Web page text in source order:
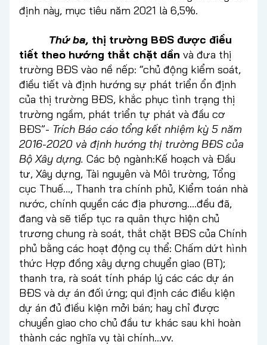
định này, mục tiêu năm 2021 là 6,5%.
Thứ ba, thị trường BĐS được điều
tiết theo hướng thắt chặt dần và đưa thị
trường BĐS vào nề nếp: “chủ động kiểm soát,
điều tiết và định hướng sự phát triển ổn định
của thị trường BĐS, khắc phục tình trạng thị
trường ngầm, phát triển tự phát và đầu cơ
BĐS”- Trích Báo cáo tổng kết nhiệm kỳ 5 năm
2016-2020 và định hướng thị trường BĐS của
Bộ Xây dựng. Các bộ ngành:Kế hoạch và Đầu
tư, Xây dựng, Tài nguyên và Môi trường, Tổng
cục Thuế…, Thanh tra chính phủ, Kiểm toán nhà
nước, chính quyền các địa phương….đều đã,
đang và sẽ tiếp tục ra quân thực hiện chủ
trương chung rà soát, thắt chặt BĐS của Chính
phủ bằng các hoạt động cụ thể: Chấm dứt hình
thức Hợp đồng xây dựng chuyển giao (BT);
thanh tra, rà soát tính pháp lý các các dự án
BĐS và dự án đối ứng; qui định các điều kiện
dự án đủ điều kiện mởi bán; hay chỉ được
chuyển giao cho chủ đầu tư khác sau khi hoàn
thành các nghĩa vụ tài chính…vv.